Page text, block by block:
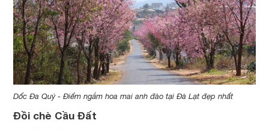
Dốc Đa Quý - Điểm ngắm hoa mai anh đào tại Đà Lạt đẹp nhất
Đồi chè Cầu Đất